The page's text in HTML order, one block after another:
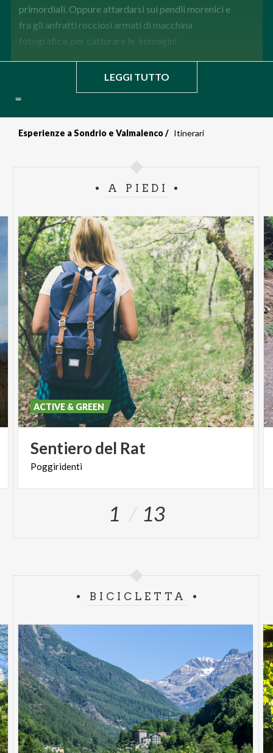
Itinerari
primordiali. Oppure attardarsi sui pendii morenici e
fra gli anfratti rocciosi armati di macchina
fotografica, per catturare le immagini
LEGGI TUTTO
Esperienze a Sondrio e Valmalenco Itinerari
A PIEDI
Sentierodel Rat
Poggiridenti
ACTIVE & GREEN
1 13
BICICLETTA